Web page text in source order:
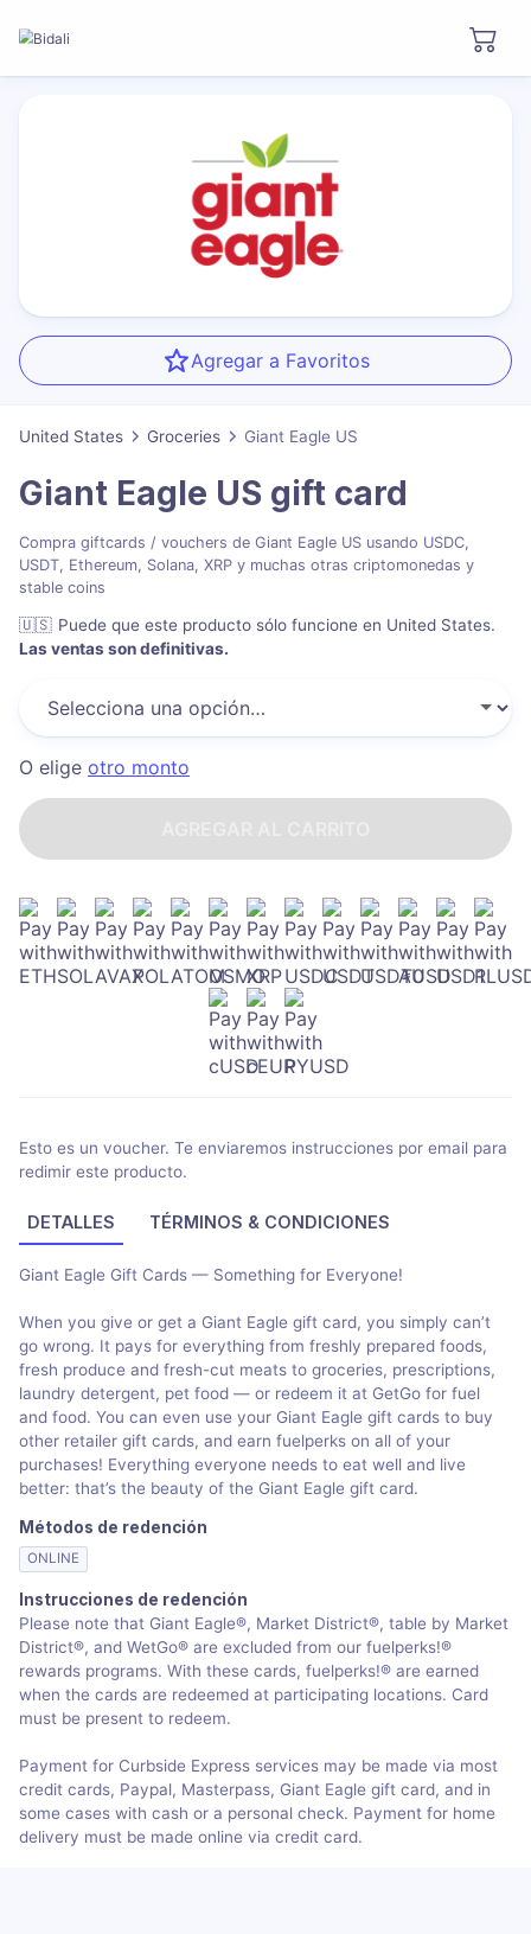
Agregar a Favoritos
United States Groceries Giant Eagle US
Giant Eagle US gift card
Compra giftcards / vouchers de Giant Eagle US usando USDC,
USDT, Ethereum, Solana, XRP y muchas otras criptomonedas y
stable coins
🇺🇸 Puede que este producto sólo funcione en United States.
Las ventas son definitivas.
O elige otro monto
Esto es un voucher. Te enviaremos instrucciones por email para
redimir este producto.
DETALLES TÉRMINOS & CONDICIONES
Giant Eagle Gift Cards — Something for Everyone!
When you give or get a Giant Eagle gift card, you simply can’t
go wrong. It pays for everything from freshly prepared foods,
fresh produce and fresh-cut meats to groceries, prescriptions,
laundry detergent, pet food — or redeem it at GetGo for fuel
and food. You can even use your Giant Eagle gift cards to buy
other retailer gift cards, and earn fuelperks on all of your
purchases! Everything everyone needs to eat well and live
better: that’s the beauty of the Giant Eagle gift card.
Métodos de redención
ONLINE
Instrucciones de redención
Please note that Giant Eagle®, Market District®, table by Market
District®, and WetGo® are excluded from our fuelperks!®
rewards programs. With these cards, fuelperks!® are earned
when the cards are redeemed at participating locations. Card
must be present to redeem.
Payment for Curbside Express services may be made via most
credit cards, Paypal, Masterpass, Giant Eagle gift card, and in
some cases with cash or a personal check. Payment for home
delivery must be made online via credit card.